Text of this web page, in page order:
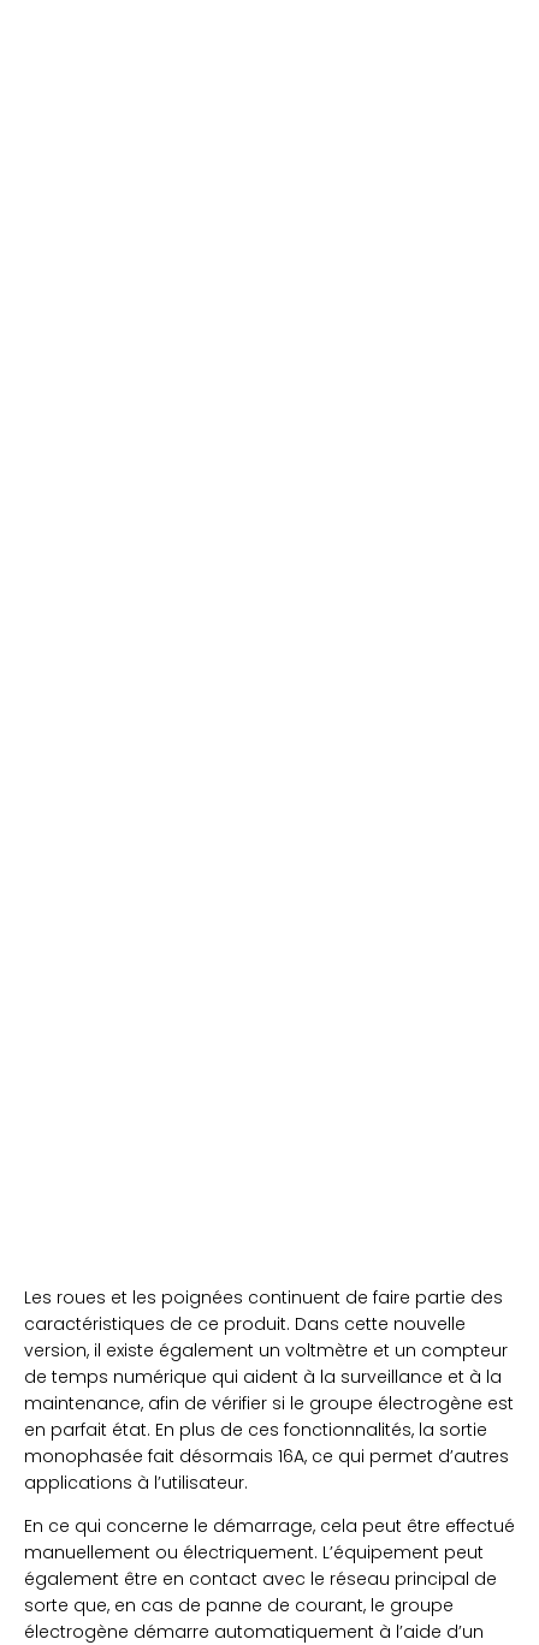
Les roues et les poignées continuent de faire partie des
caractéristiques de ce produit. Dans cette nouvelle
version, il existe également un voltmètre et un compteur
de temps numérique qui aident à la surveillance et à la
maintenance, afin de vérifier si le groupe électrogène est
en parfait état. En plus de ces fonctionnalités, la sortie
monophasée fait désormais 16A, ce qui permet d’autres
applications à l’utilisateur.
En ce qui concerne le démarrage, cela peut être effectué
manuellement ou électriquement. L’équipement peut
également être en contact avec le réseau principal de
sorte que, en cas de panne de courant, le groupe
électrogène démarre automatiquement à l’aide d’un